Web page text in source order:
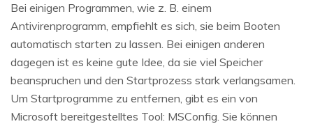
Bei einigen Programmen, wie z. B. einem
Antivirenprogramm, empfiehlt es sich, sie beim Booten
automatisch starten zu lassen. Bei einigen anderen
dagegen ist es keine gute Idee, da sie viel Speicher
beanspruchen und den Startprozess stark verlangsamen.
Um Startprogramme zu entfernen, gibt es ein von
Microsoft bereitgestelltes Tool: MSConfig. Sie können